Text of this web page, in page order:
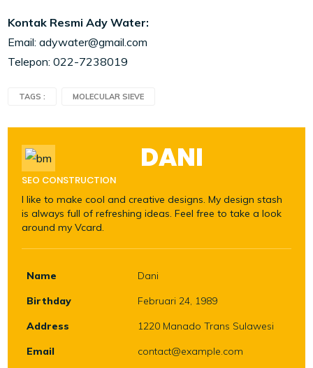
Kontak Resmi Ady Water:
Email: adywater@gmail.com
Telepon: 022-7238019
TAGS : MOLECULAR SIEVE
DANI
SEO CONSTRUCTION
I like to make cool and creative designs. My design stash
is always full of refreshing ideas. Feel free to take a look
around my Vcard.
Name
Dani
Birthday
Februari 24, 1989
Address
1220 Manado Trans Sulawesi
Email
contact@example.com